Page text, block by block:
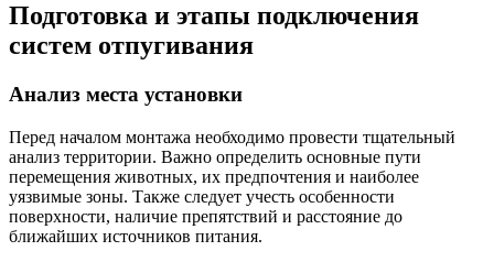
Подготовка и этапы подключения
систем отпугивания
Анализ места установки
Перед началом монтажа необходимо провести тщательный
анализ территории. Важно определить основные пути
перемещения животных, их предпочтения и наиболее
уязвимые зоны. Также следует учесть особенности
поверхности, наличие препятствий и расстояние до
ближайших источников питания.